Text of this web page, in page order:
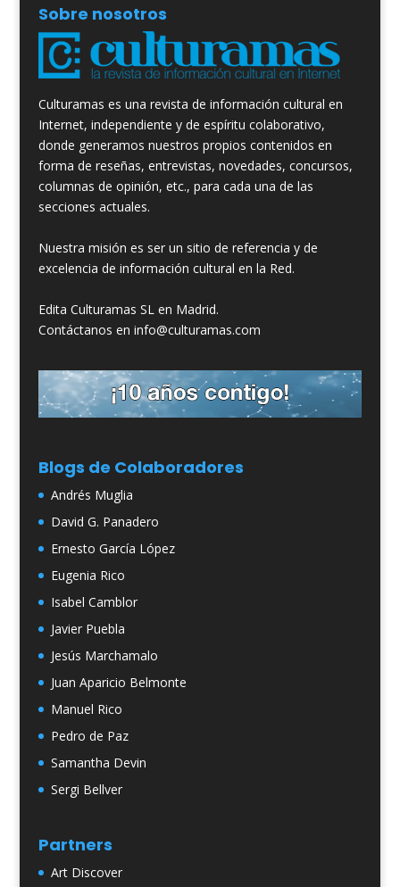
Sobre nosotros
Culturamas es una revista de información cultural en
Internet, independiente y de espíritu colaborativo,
donde generamos nuestros propios contenidos en
forma de reseñas, entrevistas, novedades, concursos,
columnas de opinión, etc., para cada una de las
secciones actuales.
Nuestra misión es ser un sitio de referencia y de
excelencia de información cultural en la Red.
Edita Culturamas SL en Madrid.
Contáctanos en info@culturamas.com
Blogs de Colaboradores
Andrés Muglia
David G. Panadero
Ernesto García López
Eugenia Rico
Isabel Camblor
Javier Puebla
Jesús Marchamalo
Juan Aparicio Belmonte
Manuel Rico
Pedro de Paz
Samantha Devin
Sergi Bellver
Partners
Art Discover